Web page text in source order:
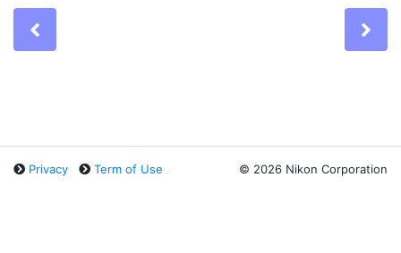
Privacy Term of Use © 2026 Nikon Corporation